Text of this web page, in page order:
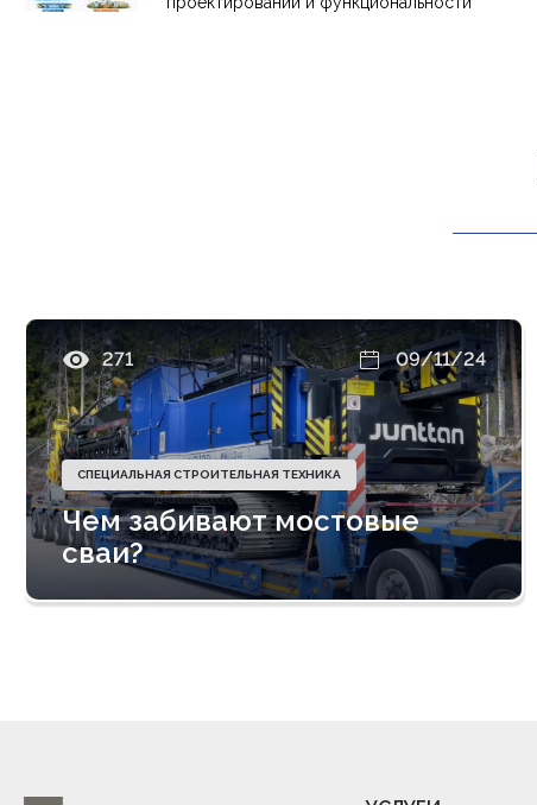
271 09/11/24
СПЕЦИАЛЬНАЯ СТРОИТЕЛЬНАЯ ТЕХНИКА
Чем забивают мостовые
сваи?